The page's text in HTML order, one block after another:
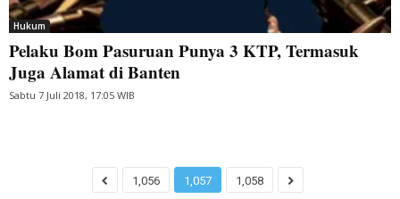
Hukum
Pelaku Bom Pasuruan Punya 3 KTP, Termasuk
Juga Alamat di Banten
Sabtu 7 Juli 2018, 17:05 WIB
1,056 1,057 1,058